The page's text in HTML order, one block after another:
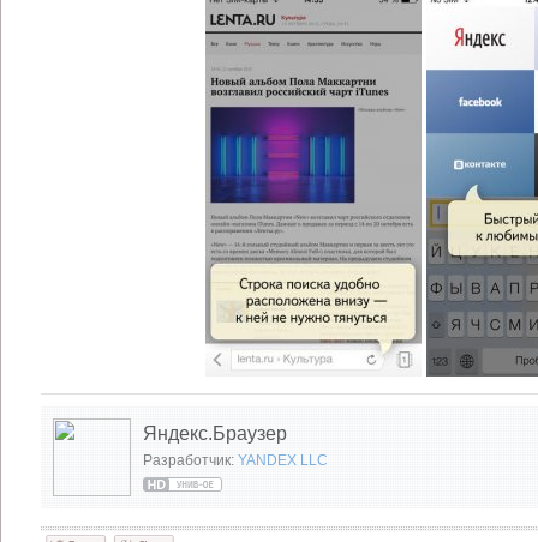
Яндекс.Браузер
Разработчик: YANDEX LLC